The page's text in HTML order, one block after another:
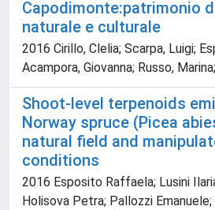
Capodimonte:patrimonio
naturale e culturale
2016 Cirillo, Clelia; Scarpa, Luigi;
Acampora, Giovanna; Russo,
Shoot-level terpenoids
Norway spruce (Picea
natural field and
conditions
2016 Esposito Raffaela; Lusini
Holisova Petra; Pallozzi